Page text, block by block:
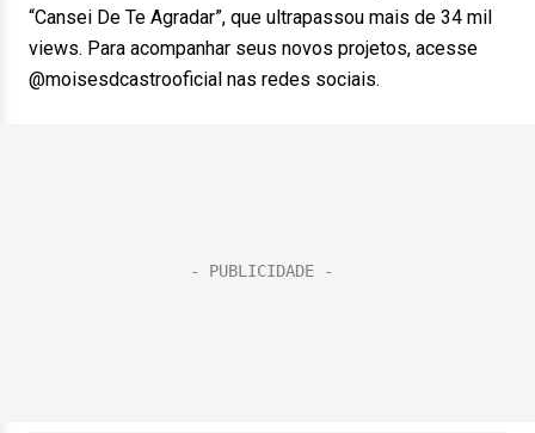
“Cansei De Te Agradar”, que ultrapassou mais de 34 mil
views. Para acompanhar seus novos projetos, acesse
@moisesdcastrooficial nas redes sociais.